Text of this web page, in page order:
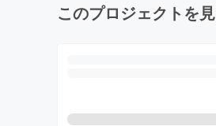
このプロジェクトを